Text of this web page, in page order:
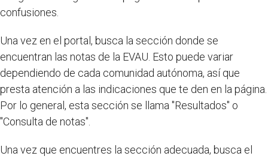
confusiones.
Una vez en el portal, busca la sección donde se
encuentran las notas de la EVAU. Esto puede variar
dependiendo de cada comunidad autónoma, así que
presta atención a las indicaciones que te den en la página.
Por lo general, esta sección se llama "Resultados" o
"Consulta de notas".
Una vez que encuentres la sección adecuada, busca el